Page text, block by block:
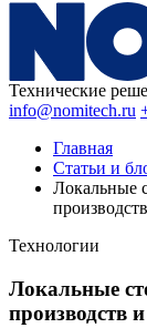
Технические
info@nomitech.ru
Главная
Статьи и
Локальные
Технологии
Локальные
производств